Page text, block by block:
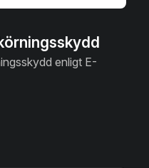
enligt E-